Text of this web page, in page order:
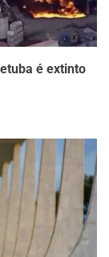
é extinto